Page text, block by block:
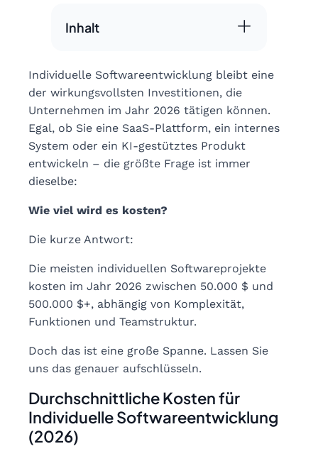
Inhalt
Individuelle Softwareentwicklung bleibt eine
der wirkungsvollsten Investitionen, die
Unternehmen im Jahr 2026 tätigen können.
Egal, ob Sie eine SaaS-Plattform, ein internes
System oder ein KI-gestütztes Produkt
entwickeln – die größte Frage ist immer
dieselbe:
Wie viel wird es kosten?
Die kurze Antwort:
Die meisten individuellen Softwareprojekte
kosten im Jahr 2026 zwischen 50.000 $ und
500.000 $+, abhängig von Komplexität,
Funktionen und Teamstruktur.
Doch das ist eine große Spanne. Lassen Sie
uns das genauer aufschlüsseln.
Durchschnittliche Kosten für
Individuelle Softwareentwicklung
(2026)